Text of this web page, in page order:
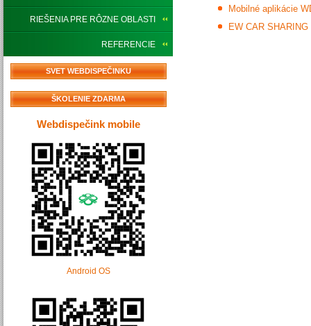
RIEŠENIA PRE RÔZNE OBLASTI
REFERENCIE
SVET WEBDISPEČINKU
ŠKOLENIE ZDARMA
Webdispečink mobile
Android OS
Mobilné aplikácie
EW CAR SHARING